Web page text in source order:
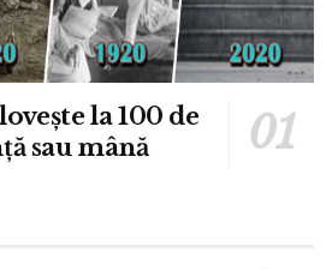
la 100 de
sau mână